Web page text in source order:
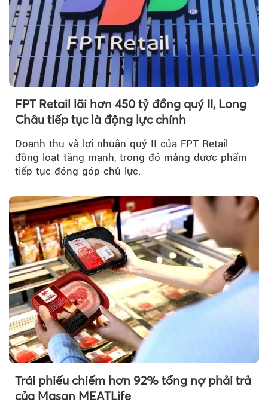
FPT Retail lãi hơn 450 tỷ đồng quý II, Long
Châu tiếp tục là động lực chính
Doanh thu và lợi nhuận quý II của FPT Retail
đồng loạt tăng mạnh, trong đó mảng dược phẩm
tiếp tục đóng góp chủ lực.
Trái phiếu chiếm hơn 92% tổng nợ phải trả
của Masan MEATLife